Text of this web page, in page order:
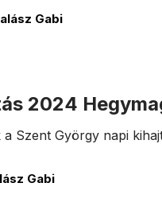
Gabi
2024
Szent György napi
Gabi